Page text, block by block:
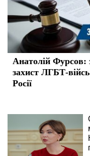
Анатолій Фурсов:
захист ЛГБТ-
Росії